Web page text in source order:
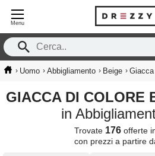
Menu
› Uomo › Abbigliamento › Beige › Giacca
GIACCA DI
in
Trovate 176 offerte
con prezzi a partire